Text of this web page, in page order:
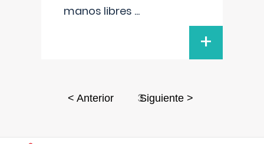
manos libres ...
+
< Anterior 3Siguiente >